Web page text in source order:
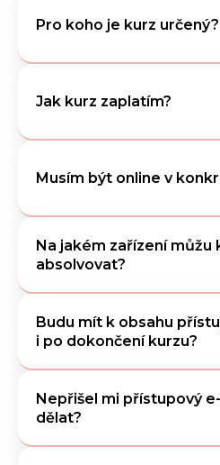
Pro koho je kurz určený?
Jak kurz zaplatím?
Musím být online v
Na jakém zařízení můžu
absolvovat?
Budu mít k obsahu
i po dokončení kurzu?
Nepřišel mi přístupový
dělat?